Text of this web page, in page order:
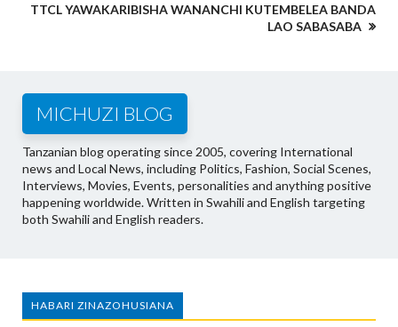
TTCL YAWAKARIBISHA WANANCHI KUTEMBELEA BANDA
LAO SABASABA
MICHUZI BLOG
Tanzanian blog operating since 2005, covering International
news and Local News, including Politics, Fashion, Social Scenes,
Interviews, Movies, Events, personalities and anything positive
happening worldwide. Written in Swahili and English targeting
both Swahili and English readers.
HABARI ZINAZOHUSIANA